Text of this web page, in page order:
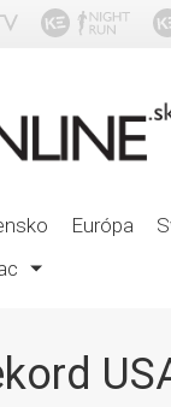
Európa